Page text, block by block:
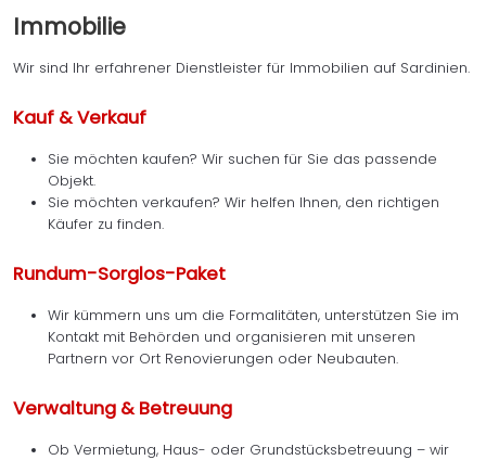
Immobilie
Wir sind Ihr erfahrener Dienstleister für Immobilien auf Sardinien.
Kauf & Verkauf
Sie möchten kaufen? Wir suchen für Sie das passende
Objekt.
Sie möchten verkaufen? Wir helfen Ihnen, den richtigen
Käufer zu finden.
Rundum-Sorglos-Paket
Wir kümmern uns um die Formalitäten, unterstützen Sie im
Kontakt mit Behörden und organisieren mit unseren
Partnern vor Ort Renovierungen oder Neubauten.
Verwaltung & Betreuung
Ob Vermietung, Haus- oder Grundstücksbetreuung – wir